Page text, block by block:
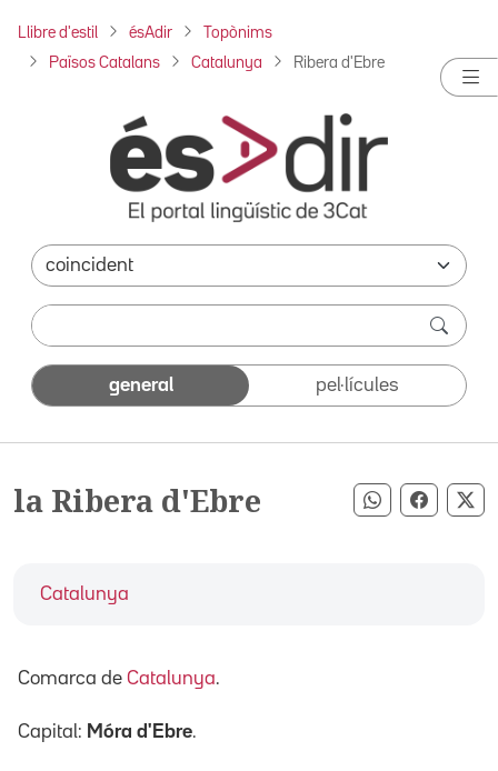
Llibre d'estil ésAdir Topònims
Països Catalans Catalunya Ribera d'Ebre
general pel·lícules
la Ribera d'Ebre Compartir
Catalunya
Comarca de Catalunya.
Capital: Móra d'Ebre.